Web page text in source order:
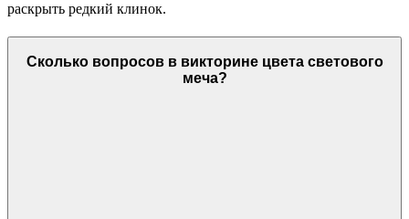
раскрыть редкий клинок.
Сколько вопросов в викторине цвета светового
меча?